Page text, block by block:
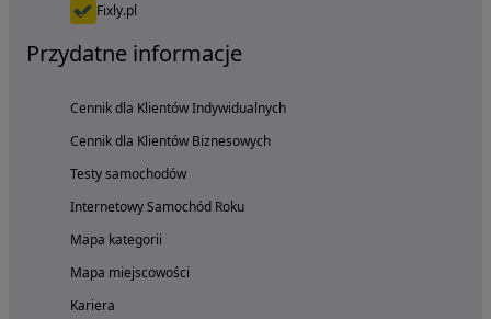
Fixly.pl
Przydatne informacje
Cennik dla Klientów Indywidualnych
Cennik dla Klientów Biznesowych
Testy samochodów
Internetowy Samochód Roku
Mapa kategorii
Mapa miejscowości
Kariera